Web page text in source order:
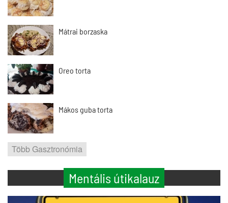
Mátrai borzaska
Oreo torta
Mákos guba torta
Több Gasztronómia
Mentális útikalauz